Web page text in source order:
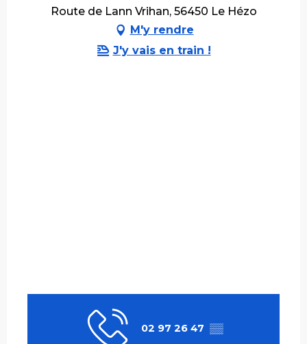
Route de Lann Vrihan, 56450 Le Hézo
M'y rendre
J'y vais en train !
02 97 26 47 ▒▒